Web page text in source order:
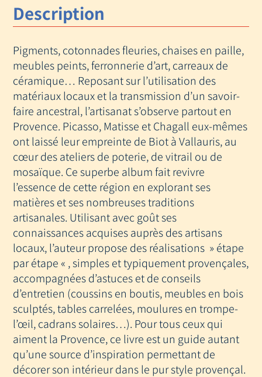
PROVENCE
ART
VIVRE
ET
ARTISANAT
Description
Pigments, cotonnades fleuries, chaises en paille,
meubles peints, ferronnerie d’art, carreaux de
céramique… Reposant sur l’utilisation des
matériaux locaux et la transmission d’un savoir-
faire ancestral, l’artisanat s’observe partout en
Provence. Picasso, Matisse et Chagall eux-mêmes
ont laissé leur empreinte de Biot à Vallauris, au
cœur des ateliers de poterie, de vitrail ou de
mosaïque. Ce superbe album fait revivre
l’essence de cette région en explorant ses
matières et ses nombreuses traditions
artisanales. Utilisant avec goût ses
connaissances acquises auprès des artisans
locaux, l’auteur propose des réalisations » étape
par étape « , simples et typiquement provençales,
accompagnées d’astuces et de conseils
d’entretien (coussins en boutis, meubles en bois
sculptés, tables carrelées, moulures en trompe-
l’œil, cadrans solaires…). Pour tous ceux qui
aiment la Provence, ce livre est un guide autant
qu’une source d’inspiration permettant de
décorer son intérieur dans le pur style provençal.